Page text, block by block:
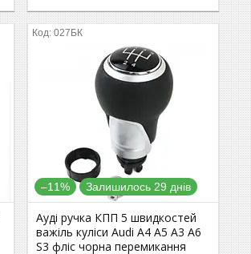
027БК
–11% Залишилось 29 днів
Ауді ручка КПП 5 швидкостей
важіль куліси Audi A4 A5 А3 А6
S3 фліс чорна перемикання